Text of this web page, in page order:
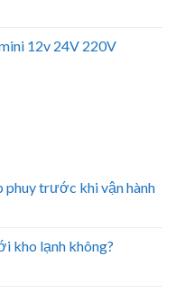
12v 24V 220V
trước khi vận hành
kho lạnh không?